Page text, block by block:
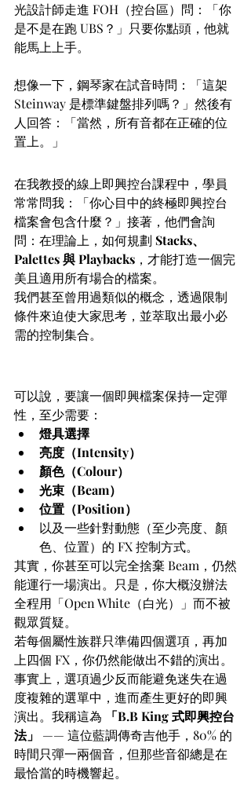
光設計師走進 FOH（控台區）問：「你
是不是在跑 UBS？」只要你點頭，他就
能馬上上手。
想像一下，鋼琴家在試音時問：「這架
Steinway 是標準鍵盤排列嗎？」然後有
人回答：「當然，所有音都在正確的位
置上。」
在我教授的線上即興控台課程中，學員
常常問我：「你心目中的終極即興控台
檔案會包含什麼？」接著，他們會詢
問：在理論上，如何規劃 Stacks、
Palettes 與 Playbacks ，才能打造一個完
美且適用所有場合的檔案。
我們甚至曾用過類似的概念，透過限制
條件來迫使大家思考，並萃取出最小必
需的控制集合。
可以說，要讓一個即興檔案保持一定彈
性，至少需要：
燈具選擇
亮度（Intensity）
顏色（Colour）
光束（Beam）
位置（Position）
以及一些針對動態（至少亮度、顏
色、位置）的 FX 控制方式。
其實，你甚至可以完全捨棄 Beam，仍然
能運行一場演出。只是，你大概沒辦法
全程用「Open White（白光）」而不被
觀眾質疑。
若每個屬性族群只準備四個選項，再加
上四個 FX，你仍然能做出不錯的演出。
事實上，選項過少反而能避免迷失在過
度複雜的選單中，進而產生更好的即興
演出。我稱這為
「B.B King 式即興控台
法」
—— 這位藍調傳奇吉他手，80% 的
時間只彈一兩個音，但那些音卻總是在
最恰當的時機響起。